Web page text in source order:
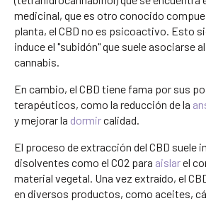
medicinal, que es otro conocido
planta, el CBD no es psicoactivo. Esto
induce el "subidón" que suele asociarse
cannabis.
En cambio, el CBD tiene fama por sus
terapéuticos, como la reducción de la
y mejorar la dormircalidad.
El proceso de extracción del CBD suele
disolventes como el CO2 para aislarel
material vegetal. Una vez extraído, el
en diversos productos, como aceites,